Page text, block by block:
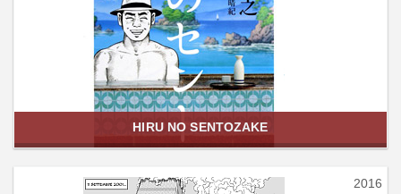
HIRU NO SENTOZAKE
2016